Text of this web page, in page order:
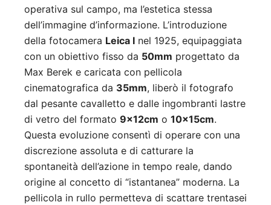
operativa sul campo, ma l’estetica stessa
dell’immagine d’informazione. L’introduzione
della fotocamera Leica I nel 1925, equipaggiata
con un obiettivo fisso da 50mm progettato da
Max Berek e caricata con pellicola
cinematografica da 35mm, liberò il fotografo
dal pesante cavalletto e dalle ingombranti lastre
di vetro del formato 9x12cm o 10x15cm.
Questa evoluzione consentì di operare con una
discrezione assoluta e di catturare la
spontaneità dell’azione in tempo reale, dando
origine al concetto di “istantanea” moderna. La
pellicola in rullo permetteva di scattare trentasei